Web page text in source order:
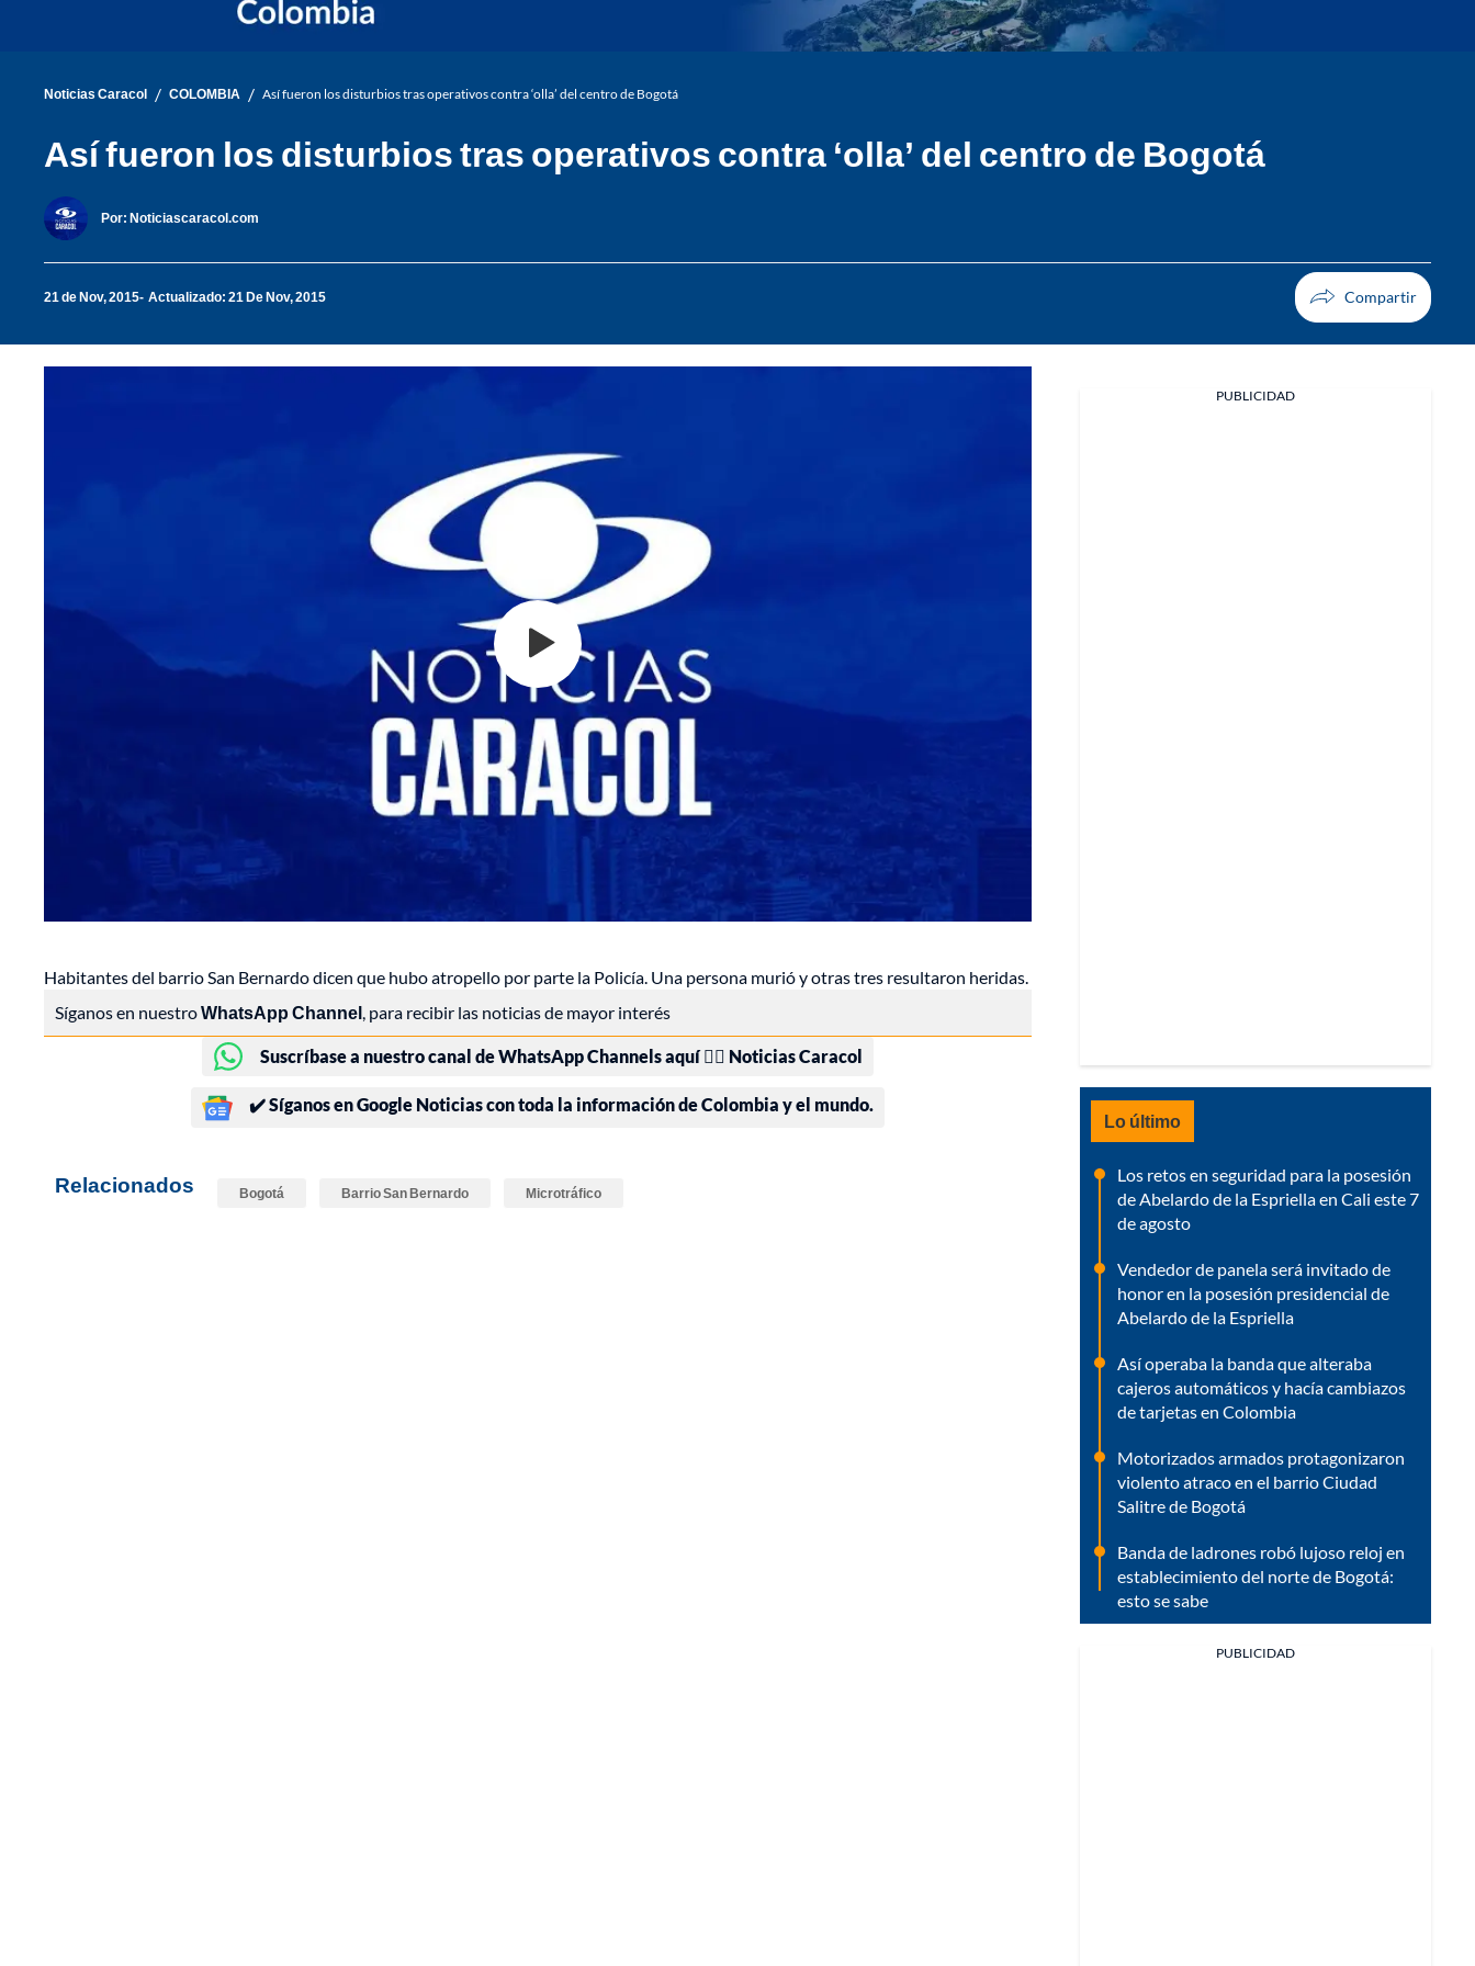
Noticias Caracol / COLOMBIA / Así fueron los disturbios tras operativos contra ‘olla’ del centro de Bogotá
Así fueron los disturbios tras operativos contra ‘olla’ del centro de Bogotá
Por: Noticiascaracol.com
21 de Nov, 2015 Actualizado: 21 De Nov, 2015
Habitantes del barrio San Bernardo dicen que hubo atropello por parte la Policía. Una persona murió y otras tres resultaron heridas.
Síganos en nuestroWhatsApp Channel, para recibir las noticias de mayor interés
Suscríbase a nuestro canal de WhatsApp Channels aquí 👉🏻 Noticias Caracol
✔️ Síganos en Google Noticias con toda la información de Colombia y el mundo.
Relacionados Bogotá Barrio San Bernardo Microtráfico
PUBLICIDAD
Lo último
Los retos en seguridad para la posesión
de Abelardo de la Espriella en Cali este 7
de agosto
Vendedor de panela será invitado de
honor en la posesión presidencial de
Abelardo de la Espriella
Así operaba la banda que alteraba
cajeros automáticos y hacía cambiazos
de tarjetas en Colombia
Motorizados armados protagonizaron
violento atraco en el barrio Ciudad
Salitre de Bogotá
Banda de ladrones robó lujoso reloj en
establecimiento del norte de Bogotá:
esto se sabe
PUBLICIDAD